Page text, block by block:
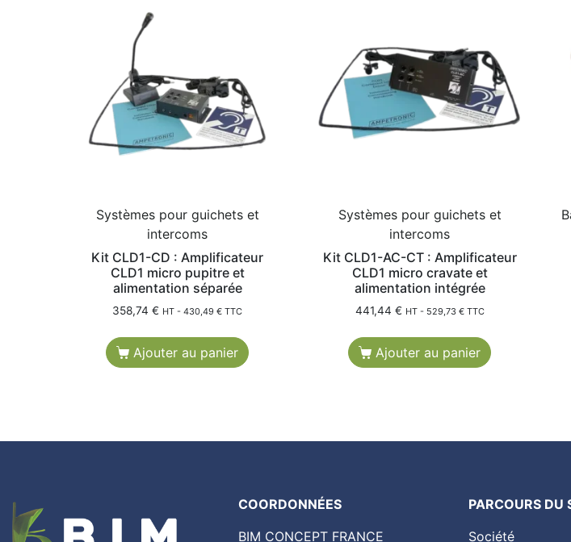
Systèmes pour guichets et
intercoms
Kit CLD1-CD : Amplificateur
CLD1 micro pupitre et
alimentation séparée
358,74€ HT -430,49€ TTC
Ajouter au panier
Systèmes pour guichets et
intercoms
Kit CLD1-AC-CT : Amplificateur
CLD1 micro cravate et
alimentation intégrée
441,44 € HT - 529,73 €TTC
Ajouter au panier
COORDONNÉES
BIM CONCEPT FRANCE
PARCOURS DU
Société